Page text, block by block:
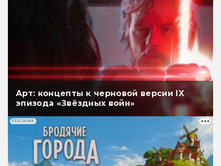
Арт: концепты к черновой версии IX
эпизода «Звёздных войн»
РЕКЛАМА